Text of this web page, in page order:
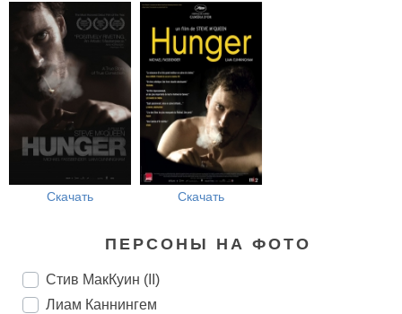
Скачать Скачать
ПЕРСОНЫ НА ФОТО
Стив МакКуин (II)
Лиам Каннингем